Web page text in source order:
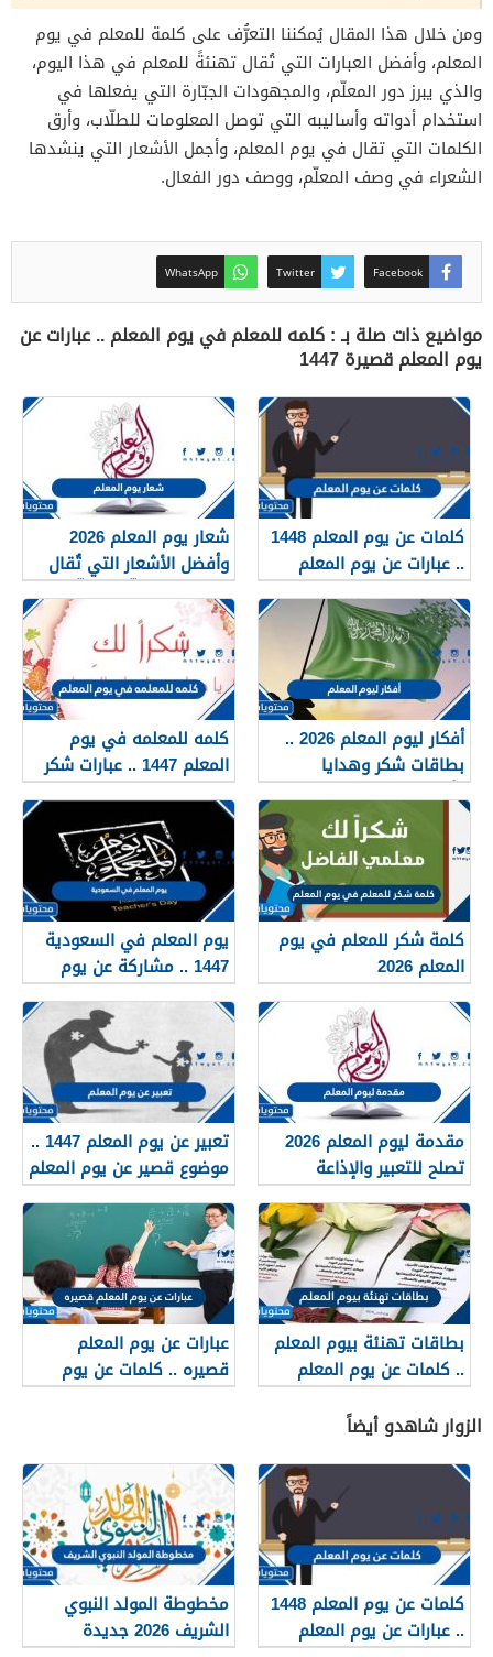
ومن خلال هذا المقال يُمكننا التعرُّف على كلمة للمعلم في يوم
المعلم، وأفضل العبارات التي تُقال تهنئةً للمعلم في هذا اليوم،
والذي يبرز دور المعلّم، والمجهودات الجبّارة التي يفعلها في
استخدام أدواته وأساليبه التي توصل المعلومات للطلّاب، وأرق
الكلمات التي تقال في يوم المعلم، وأجمل الأشعار التي ينشدها
الشعراء في وصف المعلّم، ووصف دور الفعال.
Facebook
Twitter
WhatsApp
مواضيع ذات صلة بـ : كلمه للمعلم في يوم المعلم .. عبارات عن
يوم المعلم قصيرة 1447
كلمات عن يوم المعلم 1448
.. عبارات عن يوم المعلم
مكتوبة 1448
شعار يوم المعلم 2026
وأفضل الأشعار التي تُقال
في يوم المعلّم للمعلّم
أفكار ليوم المعلم 2026 ..
بطاقات شكر وهدايا
وأنشطة جديدة
كلمه للمعلمه في يوم
المعلم 1447 .. عبارات شكر
للمعلمات في يوم المعلم
كلمة شكر للمعلم في يوم
المعلم 2026
يوم المعلم في السعودية
1447 .. مشاركة عن يوم
المعلم
مقدمة ليوم المعلم 2026
تصلح للتعبير والإذاعة
والحفلات المدرسية مميزة
تعبير عن يوم المعلم 1447 ..
موضوع قصير عن يوم المعلم
بطاقات تهنئة بيوم المعلم
.. كلمات عن يوم المعلم
1447
عبارات عن يوم المعلم
قصيره .. كلمات عن يوم
المعلم 1447
الزوار شاهدو أيضاً
كلمات عن يوم المعلم 1448
.. عبارات عن يوم المعلم
مخطوطة المولد النبوي
الشريف 2026 جديدة